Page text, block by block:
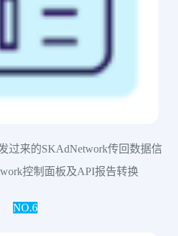
过来的SKAdNetwork传回数据信
控制面板及API报告转换
NO.6